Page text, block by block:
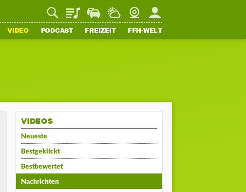
PlaylistStaupilotWetterWebcamMein FFH
VIDEO PODCAST FREIZEIT FFH-WELT
VIDEOS
Neueste
Bestgeklickt
Bestbewertet
Nachrichten